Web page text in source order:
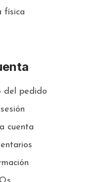
física
del pedido
cuenta